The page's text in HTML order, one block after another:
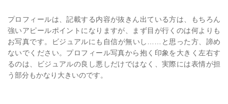
プロフィールは、記載する内容が抜きん出ている方は、もちろん
強いアピールポイントになりますが、まず目が行くのは何よりも
お写真です。ビジュアルにも自信が無いし……と思った方、諦め
ないでください。プロフィール写真から抱く印象を大きく左右す
るのは、ビジュアルの良し悪しだけではなく、実際には表情が担
う部分もかなり大きいのです。